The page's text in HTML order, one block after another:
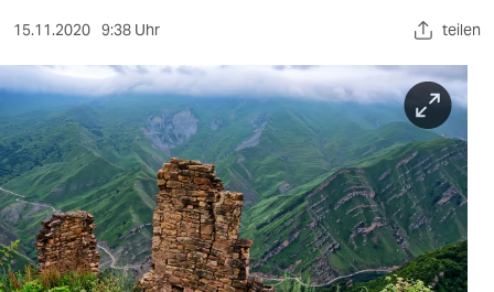
sport
berlin
nord
wahrheit
verlag
verlag
15.11.2020 9:38 Uhr teilen